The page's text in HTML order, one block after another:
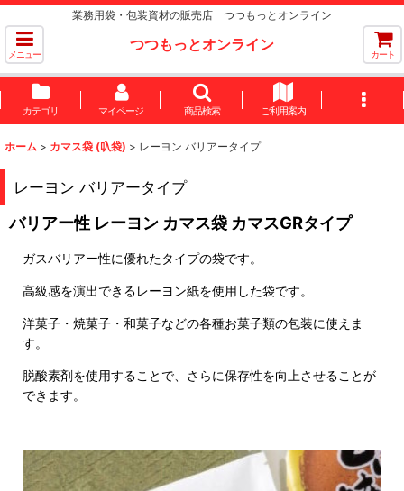
業務用袋・包装資材の販売店 つつもっとオンライン
メニュー
つつもっとオンライン
カート
カテゴリ マイページ 商品検索 ご利用案内
ホーム > カマス袋 (叺袋) > レーヨン バリアータイプ
レーヨン バリアータイプ
バリアー性 レーヨン カマス袋 カマスGRタイプ
ガスバリアー性に優れたタイプの袋です。
高級感を演出できるレーヨン紙を使用した袋です。
洋菓子・焼菓子・和菓子などの各種お菓子類の包装に使えま
す。
脱酸素剤を使用することで、さらに保存性を向上させることが
できます。